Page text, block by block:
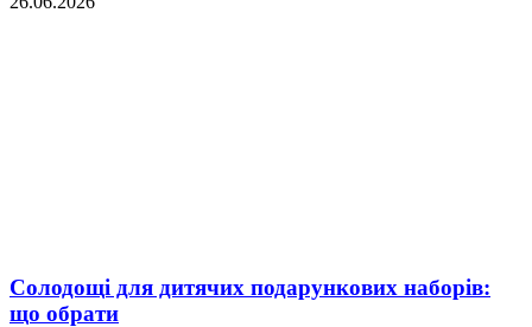
Солодощі для дитячих подарункових наборів:
що обрати